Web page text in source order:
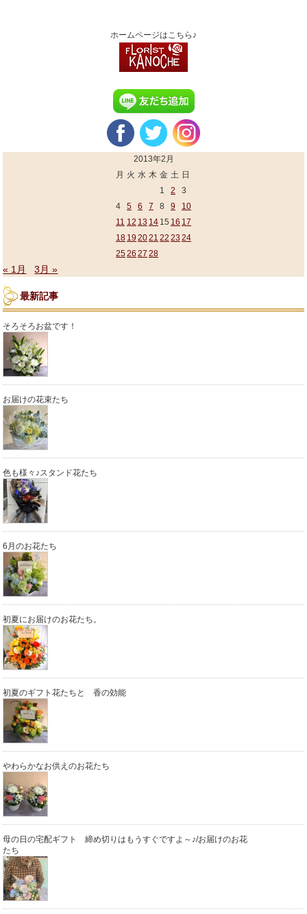
ホームページはこちら♪
2013年2月
月 火 水 木 金 土 日
1
2
3
4
5 6 7 8 9
10
11 12 13 14 15 16 17
18 19 2021 22 23 24
2526 27 28
« 1月 3月 »
最新記事
そろそろお盆です！
お届けの花束たち
色も様々♪スタンド花たち
6月のお花たち
初夏にお届けのお花たち。
初夏のギフト花たちと 香の効能
やわらかなお供えのお花たち
母の日の宅配ギフト 締め切りはもうすぐですよ～♪/お届けのお花
たち